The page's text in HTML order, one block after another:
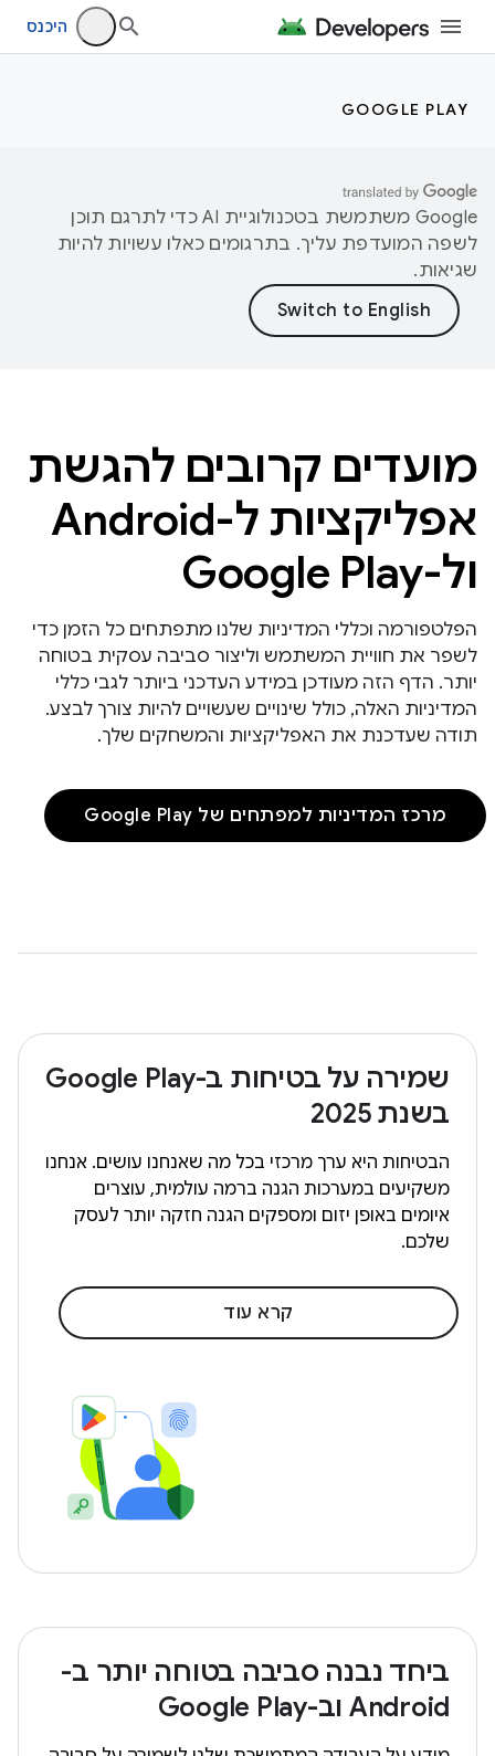
היכנס
GOOGLE PLAY
‫Google משתמשת בטכנולוגיית AI כדי לתרגם תוכן
לשפה המועדפת עליך. בתרגומים כאלו עשויות להיות
שגיאות.
מועדים קרובים להגשת
אפליקציות ל-Android
ול-Google Play
הפלטפורמה וכללי המדיניות שלנו מתפתחים כל הזמן כדי
לשפר את חוויית המשתמש וליצור סביבה עסקית בטוחה
יותר. הדף הזה מעודכן במידע העדכני ביותר לגבי כללי
המדיניות האלה, כולל שינויים שעשויים להיות צורך לבצע.
תודה שעדכנת את האפליקציות והמשחקים שלך.
מרכז המדיניות למפתחים של Google Play
שמירה על בטיחות ב-Google Play
בשנת 2025
הבטיחות היא ערך מרכזי בכל מה שאנחנו עושים. אנחנו
משקיעים במערכות הגנה ברמה עולמית, עוצרים
איומים באופן יזום ומספקים הגנה חזקה יותר לעסק
שלכם.
קרא עוד
ביחד נבנה סביבה בטוחה יותר ב-
Android וב-Google Play